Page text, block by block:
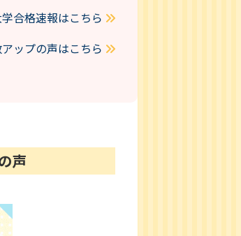
合格速報はこちら
ップの声はこちら
声